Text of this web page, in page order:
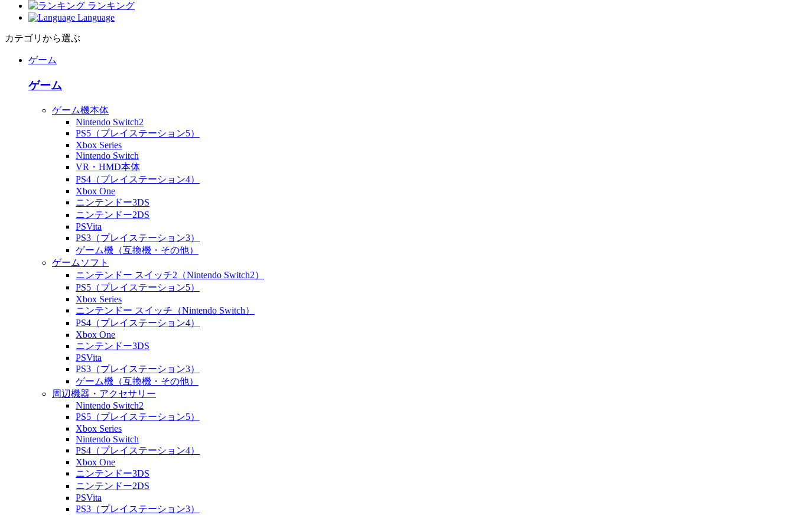
ランキング
Language
カテゴリから選ぶ
ゲーム
ゲーム
ゲーム機本体
Nintendo Switch2
PS5（プレイステーション5）
Xbox Series
Nintendo Switch
VR・HMD本体
PS4（プレイステーション4）
Xbox One
ニンテンドー3DS
ニンテンドー2DS
PSVita
PS3（プレイステーション3）
ゲーム機（互換機・その他）
ゲームソフト
ニンテンドー スイッチ2（Nintendo Switch2）
PS5（プレイステーション5）
Xbox Series
ニンテンドー スイッチ（Nintendo Switch）
PS4（プレイステーション4）
Xbox One
ニンテンドー3DS
PSVita
PS3（プレイステーション3）
ゲーム機（互換機・その他）
周辺機器・アクセサリー
Nintendo Switch2
PS5（プレイステーション5）
Xbox Series
Nintendo Switch
PS4（プレイステーション4）
Xbox One
ニンテンドー3DS
ニンテンドー2DS
PSVita
PS3（プレイステーション3）